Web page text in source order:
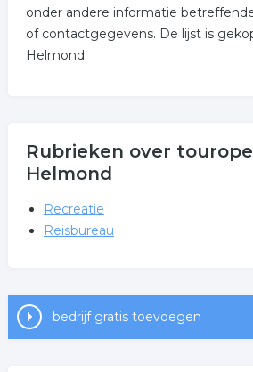
onder andere informatie
of contactgegevens. De lijst is
Helmond.
Rubrieken over
Helmond
Recreatie
Reisbureau
bedrijf gratis toevoegen